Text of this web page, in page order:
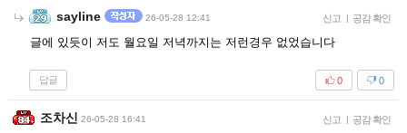
sayline 26-05-28 12:41 신고 | 공감 확인
글에 있듯이 저도 월요일 저녁까지는 저런경우 없었습니다
답글 0
0
조차신 26-05-28 16:41 신고 | 공감 확인